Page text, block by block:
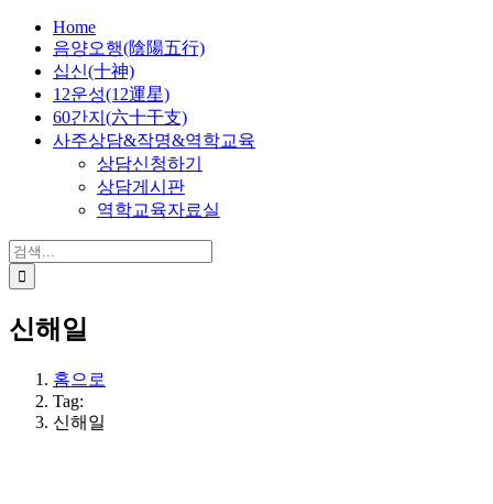
Home
음양오행(陰陽五行)
십신(十神)
12운성(12運星)
60간지(六十干支)
사주상담&작명&역학교육
상담신청하기
상담게시판
역학교육자료실
검
색:
신해일
홈으로
Tag:
신해일